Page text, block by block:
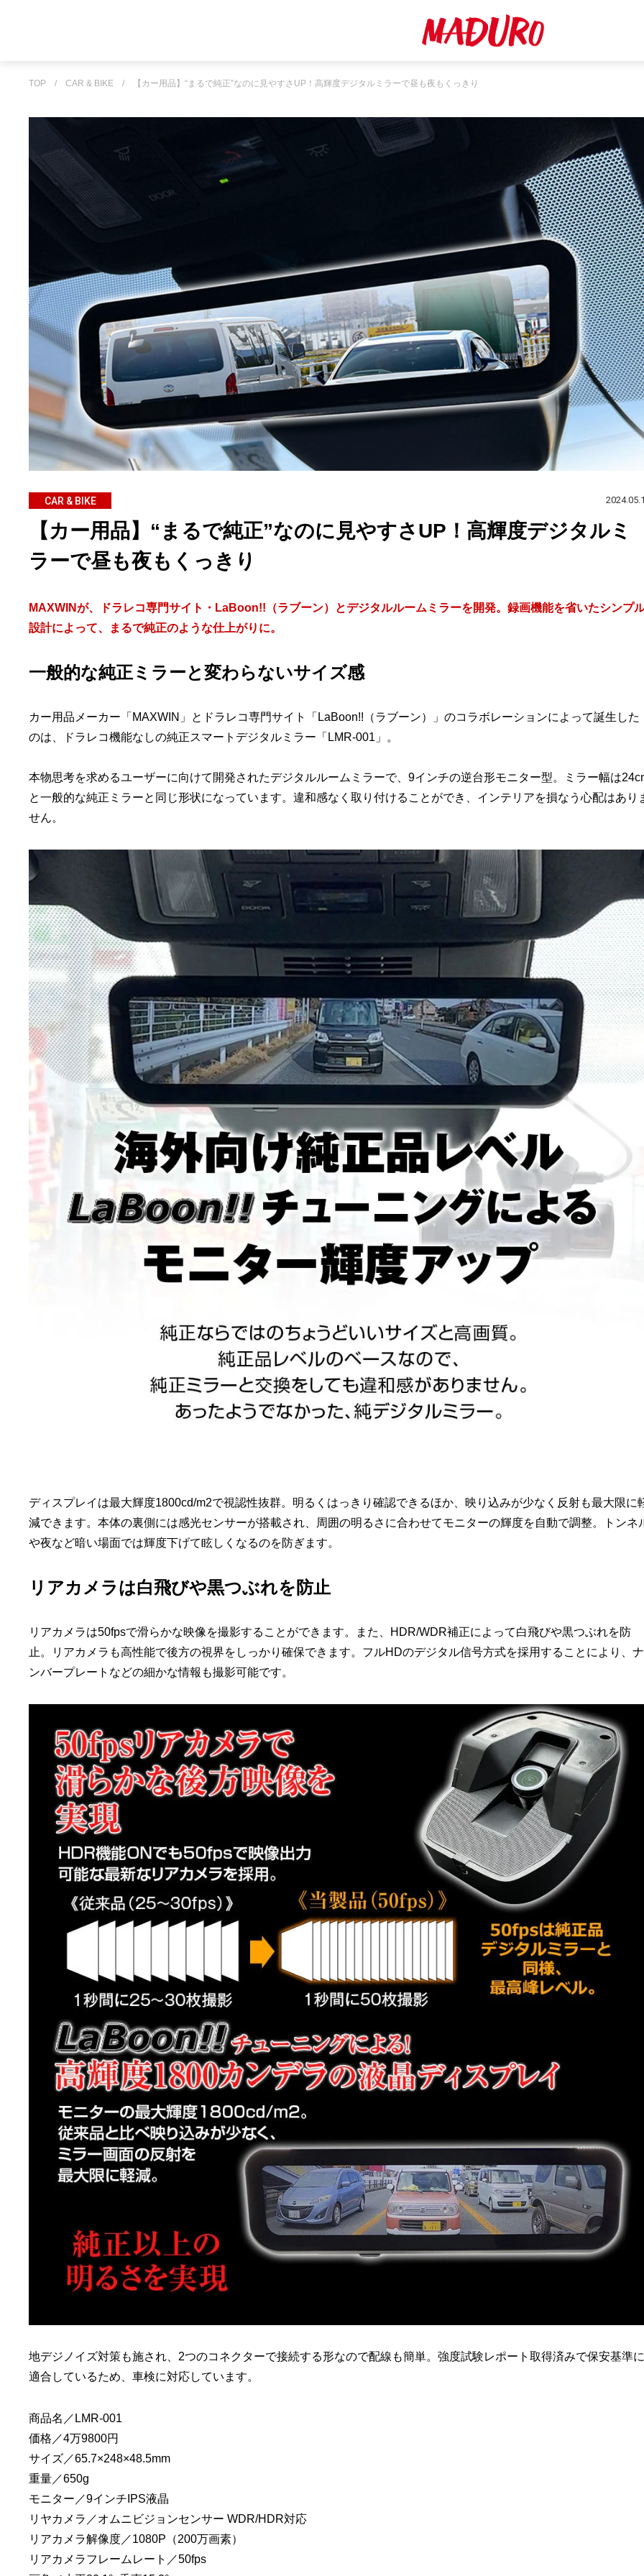
TOP / CAR & BIKE / 【カー用品】“まるで純正”なのに見やすさUP！高輝度デジタルミラーで昼も夜もくっきり
CAR & BIKE
【カー用品】“まるで純正”なのに見やすさUP！高輝度デジタルミ
ラーで昼も夜もくっきり
MAXWINが、ドラレコ専門サイト・LaBoon!!（ラブーン）とデジタルルームミラーを開発。録画機能を省いたシンプ
設計によって、まるで純正のような仕上がりに。
一般的な純正ミラーと変わらないサイズ感
カー用品メーカー「MAXWIN」とドラレコ専門サイト「LaBoon!!（ラブーン）」のコラボレーションによって誕生した
のは、ドラレコ機能なしの純正スマートデジタルミラー「LMR-001」。
本物思考を求めるユーザーに向けて開発されたデジタルルームミラーで、9インチの逆台形モニター型。ミラー幅は
と一般的な純正ミラーと同じ形状になっています。違和感なく取り付けることができ、インテリアを損なう心配はあり
せん。
ディスプレイは最大輝度1800cd/m2で視認性抜群。明るくはっきり確認できるほか、映り込みが少なく反射も最大限に
減できます。本体の裏側には感光センサーが搭載され、周囲の明るさに合わせてモニターの輝度を自動で調整。トンネ
や夜など暗い場面では輝度下げて眩しくなるのを防ぎます。
リアカメラは白飛びや黒つぶれを防止
リアカメラは50fpsで滑らかな映像を撮影することができます。また、HDR/WDR補正によって白飛びや黒つぶれを防
止。リアカメラも高性能で後方の視界をしっかり確保できます。フルHDのデジタル信号方式を採用することにより、ナ
ンバープレートなどの細かな情報も撮影可能です。
地デジノイズ対策も施され、2つのコネクターで接続する形なので配線も簡単。強度試験レポート取得済みで保安基準に
適合しているため、車検に対応しています。
商品名／LMR-001
価格／4万9800円
サイズ／65.7×248×48.5mm
重量／650g
モニター／9インチIPS液晶
リヤカメラ／オムニビジョンセンサー WDR/HDR対応
リアカメラ解像度／1080P（200万画素）
リアカメラフレームレート／50fps